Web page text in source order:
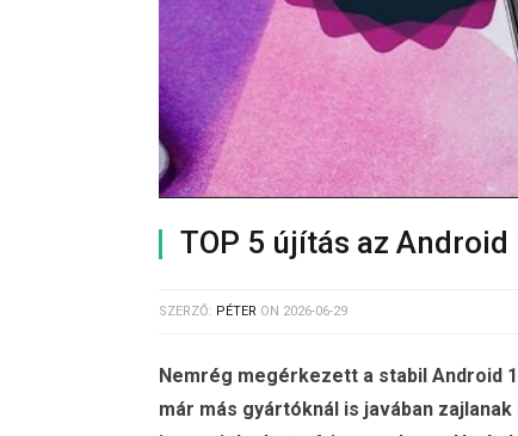
TOP 5 újítás az Android
SZERZŐ: PÉTER ON 2026-06-29
Nemrég megérkezett a stabil Android
már más gyártóknál is javában